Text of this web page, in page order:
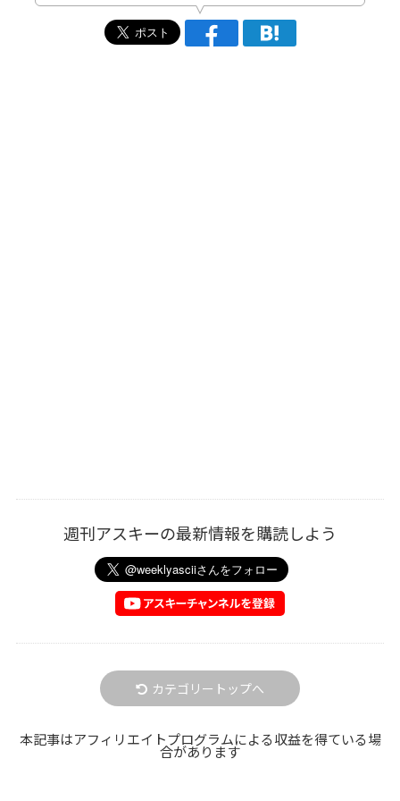
週刊アスキーの最新情報を購読しよう
カテゴリートップへ
本記事はアフィリエイトプログラムによる収益を得ている場
合があります